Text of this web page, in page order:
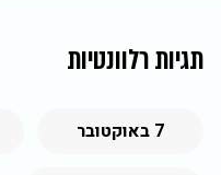
תגיות רלוונטיות
7 באוקטובר